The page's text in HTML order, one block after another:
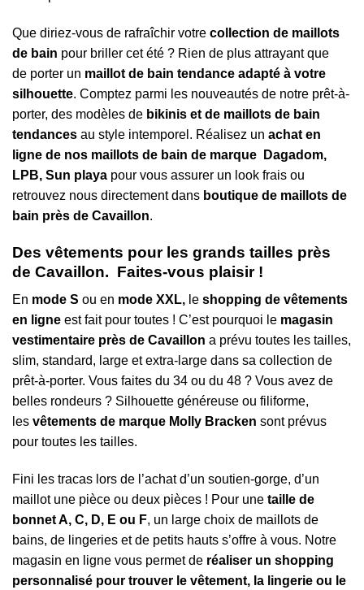
Que diriez-vous de rafraîchir votre collection de maillots
de bain pour briller cet été ? Rien de plus attrayant que
de porter un maillot de bain tendance adapté à votre
silhouette. Comptez parmi les nouveautés de notre prêt-à-
porter, des modèles de bikinis et de maillots de bain
tendances au style intemporel. Réalisez un achat en
ligne de nos maillots de bain de marque Dagadom,
LPB, Sun playa pour vous assurer un look frais ou
retrouvez nous directement dans boutique de maillots de
bain près de Cavaillon.
Des vêtements pour les grands tailles près
de Cavaillon. Faites-vous plaisir !
En mode S ou en mode XXL, le shopping de vêtements
en ligne est fait pour toutes ! C’est pourquoi le magasin
vestimentaire près de Cavaillon a prévu toutes les tailles,
slim, standard, large et extra-large dans sa collection de
prêt-à-porter. Vous faites du 34 ou du 48 ? Vous avez de
belles rondeurs ? Silhouette généreuse ou filiforme,
les vêtements de marque Molly Bracken sont prévus
pour toutes les tailles.
Fini les tracas lors de l’achat d’un soutien-gorge, d’un
maillot une pièce ou deux pièces ! Pour une taille de
bonnet A, C, D, E ou F, un large choix de maillots de
bains, de lingeries et de petits hauts s’offre à vous. Notre
magasin en ligne vous permet de réaliser un shopping
personnalisé pour trouver le vêtement, la lingerie ou le